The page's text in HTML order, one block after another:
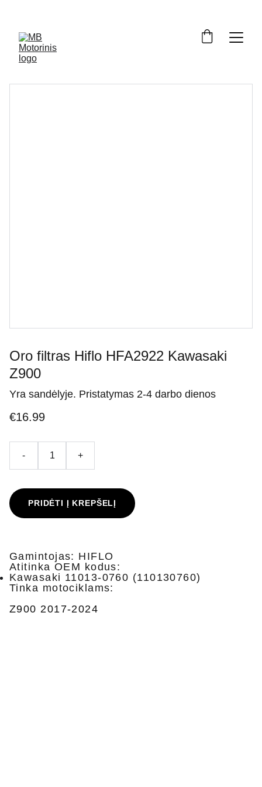
Oro filtras Hiflo HFA2922 Kawasaki
Z900
Yra sandėlyje. Pristatymas 2-4 darbo dienos
€16.99
- +
PRIDĖTI Į KREPŠELĮ
Gamintojas: HIFLO
Atitinka OEM kodus:
Kawasaki 11013-0760 (110130760)
Tinka motociklams:
Z900 2017-2024